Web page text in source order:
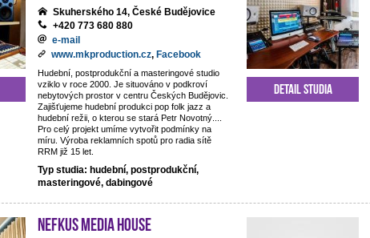
Skuherského 14, České Budějovice
+420 773 680 880
e-mail
www.mkproduction.cz, Facebook
Hudební, postprodukční a masteringové studio
vziklo v roce 2000. Je situováno v podkroví
nebytových prostor v centru Českých Budějovic.
Zajišťujeme hudební produkci pop folk jazz a
hudební režii, o kterou se stará Petr Novotný....
Pro celý projekt umíme vytvořit podmínky na
míru. Výroba reklamních spotů pro radia sítě
RRM již 15 let.
Typ studia: hudební, postprodukční,
masteringové, dabingové
Detail studia
NEFKUS Media House